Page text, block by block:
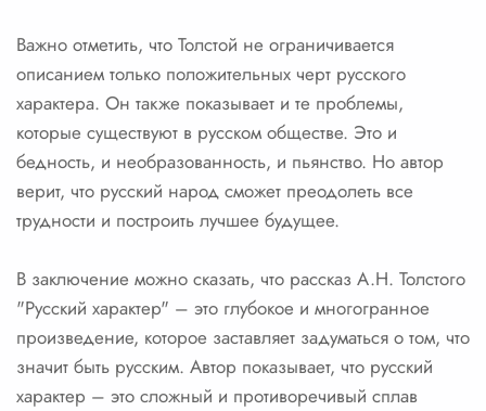
Важно отметить, что Толстой не ограничивается
описанием только положительных черт русского
характера. Он также показывает и те проблемы,
которые существуют в русском обществе. Это и
бедность, и необразованность, и пьянство. Но автор
верит, что русский народ сможет преодолеть все
трудности и построить лучшее будущее.
В заключение можно сказать, что рассказ А.Н. Толстого
"Русский характер" – это глубокое и многогранное
произведение, которое заставляет задуматься о том, что
значит быть русским. Автор показывает, что русский
характер – это сложный и противоречивый сплав